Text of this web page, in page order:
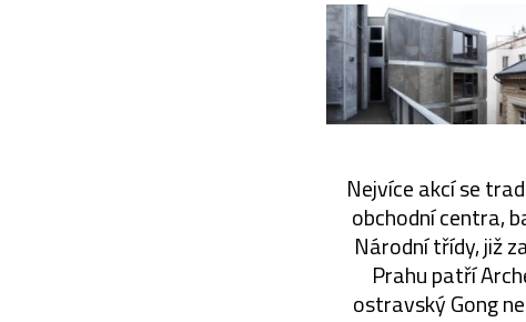
Nejvíce akcí se
obchodní centra,
Národní třídy, již
Prahu patří
ostravský Gong